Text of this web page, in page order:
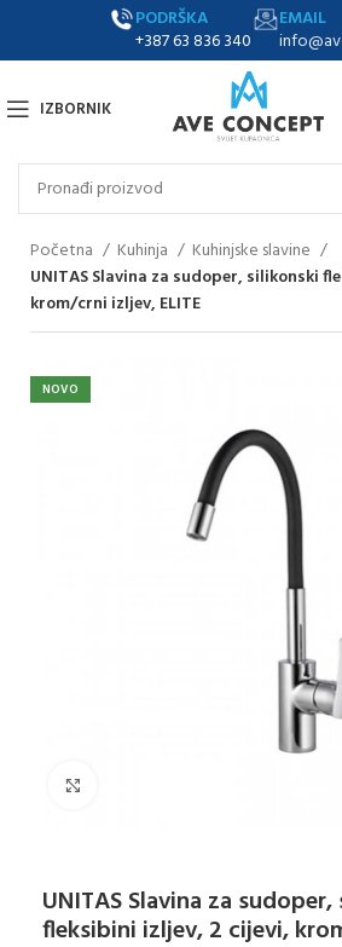
PODRŠKA
+387 63 836 340
EMAIL
IZBORNIK
Početna Kuhinja
Kuhinjske slavine
UNITAS Slavina za sudoper, silikonski
krom/crni izljev, ELITE
NOVO
UNITAS Slavina za
fleksibini izljev, 2 cijevi,